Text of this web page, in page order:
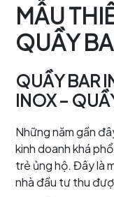
MẪU
QUẦY
QUẦY BAR
INOX –
Những năm gần
kinh doanh khá
trẻ ủng hộ. Đây là
nhà đầu tư thu